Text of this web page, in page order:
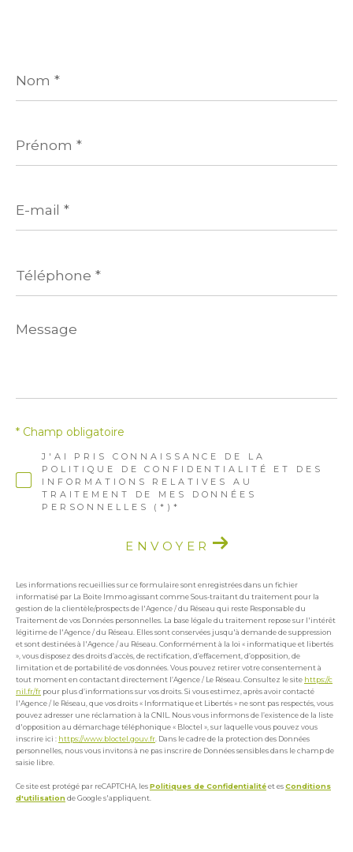
*
*
mail
*
*
Message
*
J'AI PRIS CONNAISSANCE DE LA
POLITIQUE DE CONFIDENTIALITÉ ET DES
INFORMATIONS RELATIVES AU
TRAITEMENT DE MES DONNÉES
PERSONNELLES (*)*
* Champ obligatoire
ENVOYER
Les informations recueillies sur ce formulaire sont enregistrées dans un fichier
informatisé par La Boite Immo agissant comme Sous-traitant du traitement pour la
gestion de la clientèle/prospects de l'Agence / du Réseau qui reste Responsable du
Traitement de vos Données personnelles. La base légale du traitement repose sur l'intérêt
légitime de l'Agence / du Réseau. Elles sont conservées jusqu'à demande de suppression
et sont destinées à l'Agence / au Réseau. Conformément à la loi « informatique et libertés
», vous disposez des droits d’accès, de rectification, d’effacement, d’opposition, de
limitation et de portabilité de vos données. Vous pouvez retirer votre consentement à
tout moment en contactant directement l’Agence / Le Réseau. Consultez le site https://c
nil.fr/fr pour plus d’informations sur vos droits. Si vous estimez, après avoir contacté
l'Agence / le Réseau, que vos droits « Informatique et Libertés » ne sont pas respectés, vous
pouvez adresser une réclamation à la CNIL. Nous vous informons de l’existence de la liste
d'opposition au démarchage téléphonique « Bloctel », sur laquelle vous pouvez vous
inscrire ici : https://www.bloctel.gouv.fr . Dans le cadre de la protection des Données
personnelles, nous vous invitons à ne pas inscrire de Données sensibles dans le champ de
saisie libre.
Ce site est protégé par reCAPTCHA, lesPolitiques de Confidentialitéet esConditions
d'utilisationde Google s'appliquent.